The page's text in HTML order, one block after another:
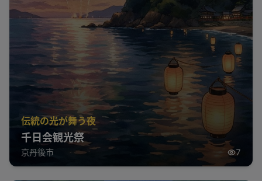
伝統の光が舞う夜
千日会観光祭
京丹後市 7